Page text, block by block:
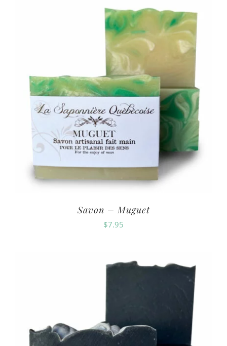
Savon – Muguet
$7.95